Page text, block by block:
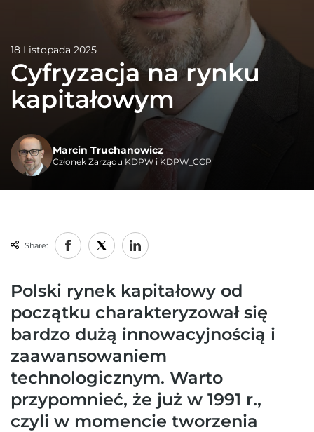
18 Listopada 2025
Cyfryzacja na rynku
kapitałowym
Marcin Truchanowicz
Członek Zarządu KDPW i KDPW_CCP
Share:
Polski rynek kapitałowy od
początku charakteryzował się
bardzo dużą innowacyjnością i
zaawansowaniem
technologicznym. Warto
przypomnieć, że już w 1991 r.,
czyli w momencie tworzenia